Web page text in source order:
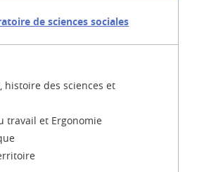
de sciences sociales
histoire des sciences et
travail et Ergonomie